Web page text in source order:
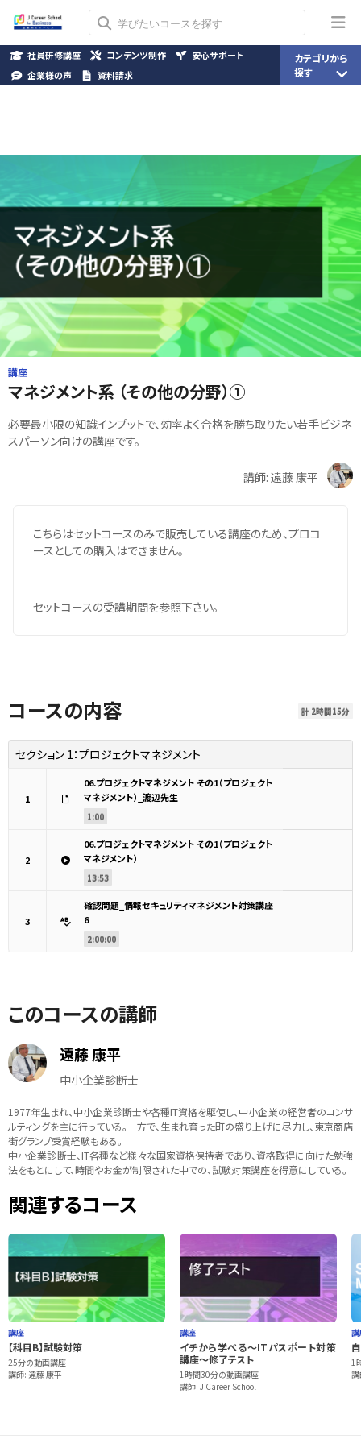
講座
マネジメント系 （その他の分野）①
必要最小限の知識インプットで、効率よく合格を勝ち取りたい若手ビジネ
スパーソン向けの講座です。
講師: 遠藤 康平
こちらはセットコースのみで販売している講座のため、プロコ
ースとしての購入はできません。
セットコースの受講期間を参照下さい。
コースの内容 計 2時間15分
セクション 1：プロジェクトマネジメント
1
06.プロジェクトマネジメント その1（プロジェクト
マネジメント）_渡辺先生
1:00
2
06.プロジェクトマネジメント その1（プロジェクト
マネジメント）
13:53
3
確認問題_情報セキュリティマネジメント対策講座
6
2:00:00
このコースの講師
遠藤 康平
中小企業診断士
1977年生まれ、中小企業診断士や各種IT資格を駆使し、中小企業の経営者のコンサ
ルティングを主に行っている。一方で、生まれ育った町の盛り上げに尽力し、東京商店
街グランプ受賞経験もある。
中小企業診断士、IT各種など様々な国家資格保持者であり、資格取得に向けた勉強
法をもとにして、時間やお金が制限された中での、試験対策講座を得意にしている。
関連するコース
講座
【科目B】試験対策
25分の動画講座
講師: 遠藤 康平
講座
イチから学べる～ITパスポート対策
講座～修了テスト
1時間30分の動画講座
講師: J Career School
1
社員研修講座 コンテンツ制作
安心サポート
企業様の声
資料請求
カテゴリから
探す